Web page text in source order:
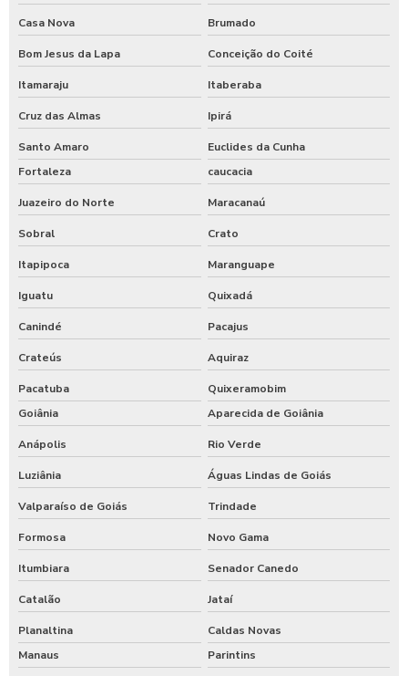
Casa Nova Brumado
Bom Jesus da Lapa Conceição do Coité
Itamaraju Itaberaba
Cruz das Almas Ipirá
Santo Amaro
Euclides da Cunha
Fortaleza
caucacia
Juazeiro do Norte Maracanaú
Sobral Crato
Itapipoca Maranguape
Iguatu Quixadá
Canindé Pacajus
Crateús Aquiraz
Pacatuba
Quixeramobim
Goiânia
Aparecida de Goiânia
Anápolis Rio Verde
Luziânia Águas Lindas de Goiás
Valparaíso de Goiás Trindade
Formosa Novo Gama
Itumbiara Senador Canedo
Catalão Jataí
Planaltina
Caldas Novas
Manaus
Parintins